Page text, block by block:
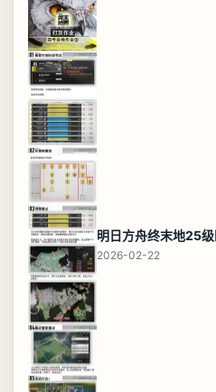
2026-02-22